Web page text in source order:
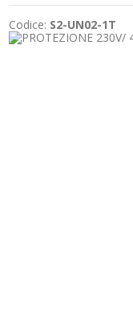
Codice: S2-UN02-1T